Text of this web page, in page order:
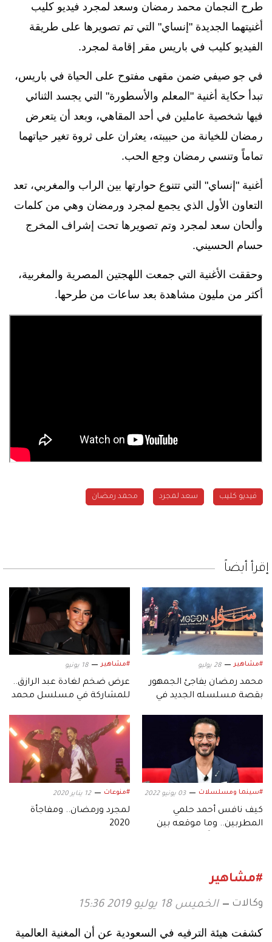
طرح النجمان محمد رمضان وسعد لمجرد فيديو كليب
أغنيتهما الجديدة "إنساي" التي تم تصويرها على طريقة
الفيديو كليب في باريس مقر إقامة لمجرد.
في جو صيفي ضمن مقهى مفتوح على الحياة في باريس،
تبدأ حكاية أغنية "المعلم والأسطورة" التي يجسد الثنائي
فيها شخصية عاملين في أحد المقاهي، وبعد أن يتعرض
رمضان للخيانة من حبيبته، يعثران على ثروة تغير حياتهما
تماماً وتنسي رمضان وجع الحب.
أغنية "إنساي" التي تتنوع حوارتها بين الراب والمغربي، تعد
التعاون الأول الذي يجمع لمجرد ورمضان وهي من كلمات
وألحان سعد لمجرد وتم تصويرها تحت إشراف المخرج
حسام الحسيني.
وحققت الأغنية التي جمعت اللهجتين المصرية والمغربية،
أكثر من مليون مشاهدة بعد ساعات من طرحها.
فيديو كليب سعد لمجرد محمد رمضان
إقرأ أيضاً
#مشاهير 28 يوليو
محمد رمضان يفاجئ الجمهور
بقصة مسلسله الجديد في
#مشاهير 18 يونيو
عرض ضخم لغادة عبد الرازق..
للمشاركة في مسلسل محمد
#سينما ومسلسلات 03 يونيو 2022
كيف نافس أحمد حلمي
المطربين.. وما موقعه بين
#منوعات 12 يناير 2020
لمجرد ورمضان.. ومفاجأة
2020
#مشاهير
وكالات الخميس 18 يوليو 2019 15:36
كشفت هيئة الترفيه في السعودية عن أن المغنية العالمية